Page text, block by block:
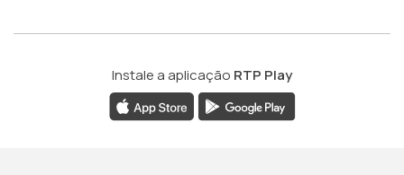
Instale a aplicação RTP Play